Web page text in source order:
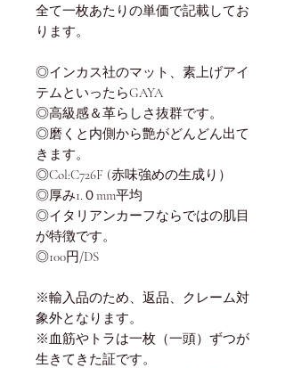
全て一枚あたりの単価で記載してお
ります。
◎インカス社のマット、素上げアイ
テムといったらGAYA
◎高級感＆革らしさ抜群です。
◎磨くと内側から艶がどんどん出て
きます。
◎Col:C726F (赤味強めの生成り）
◎厚み1.０mm平均
◎イタリアンカーフならではの肌目
が特徴です。
◎100円/DS
※輸入品のため、返品、クレーム対
象外となります。
※血筋やトラは一枚（一頭）ずつが
生きてきた証です。